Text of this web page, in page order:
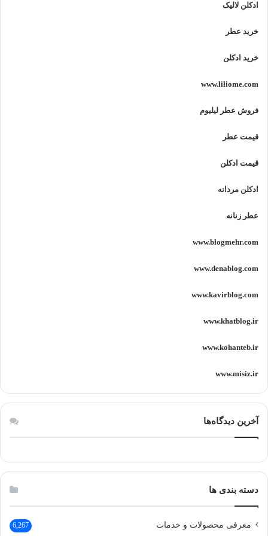
ادکلن لالیک
خرید عطر
خرید ادکلن
www.liliome.com
فروش عطر لیلیوم
قیمت عطر
قیمت ادکلن
ادکلن مردانه
عطر زنانه
www.blogmehr.com
www.denablog.com
www.kavirblog.com
www.khatblog.ir
www.kohanteb.ir
www.misiz.ir
آخرین دیدگاه‌ها
دسته بندی ها
معرفی محصولات و خدمات 6,267